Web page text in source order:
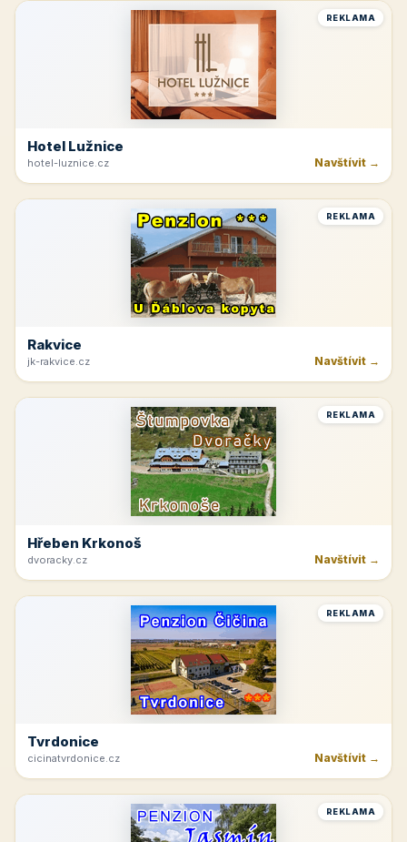
REKLAMA
Hotel Lužnice
hotel-luznice.cz Navštívit →
REKLAMA
Rakvice
jk-rakvice.cz Navštívit →
REKLAMA
Hřeben Krkonoš
dvoracky.cz Navštívit →
REKLAMA
Tvrdonice
cicinatvrdonice.cz Navštívit →
REKLAMA